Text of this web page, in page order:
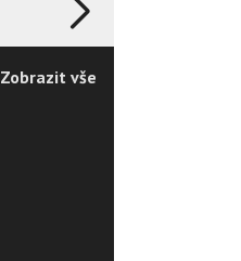
Zobrazit vše